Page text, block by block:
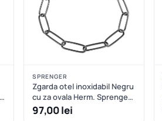
SPRENGER
Zgarda otel inoxidabil Negru
cu za ovala Herm. Sprenger
- 61 cm
97,00 lei